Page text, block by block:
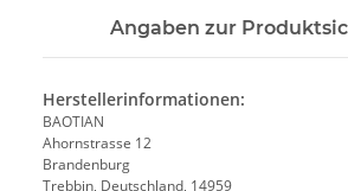
Angaben zur
Herstellerinformationen:
BAOTIAN
Ahornstrasse 12
Brandenburg
Trebbin, Deutschland, 14959